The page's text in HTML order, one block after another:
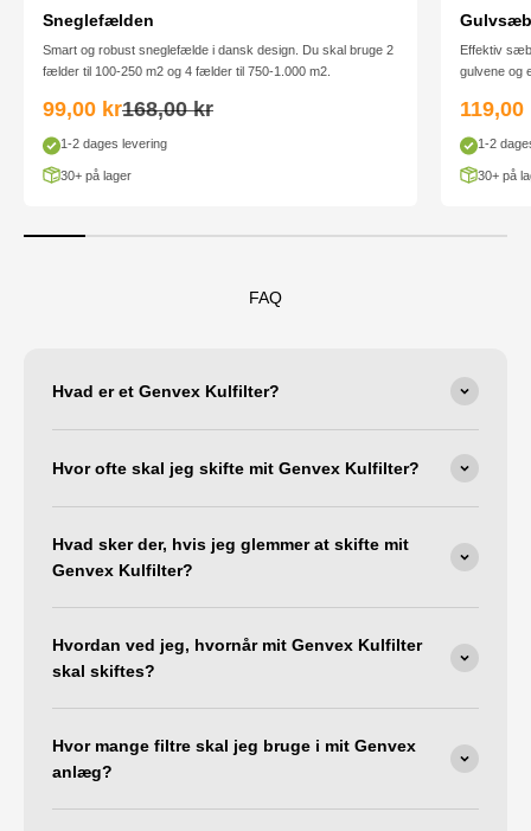
Sneglefælden
Smart og robust sneglefælde i dansk design. Du skal bruge 2
fælder til 100-250 m2 og 4 fælder til 750-1.000 m2.
Salgspris
99,00 krNormalpris
168,00 kr
1-2 dages levering
30+ på lager
Effektiv
gulvene og
119,00
1-2
30+ på
FAQ
Hvad er et Genvex Kulfilter?
Hvor ofte skal jeg skifte mit Genvex Kulfilter?
Hvad sker der, hvis jeg glemmer at skifte mit
Genvex Kulfilter?
Hvordan ved jeg, hvornår mit Genvex Kulfilter
skal skiftes?
Hvor mange filtre skal jeg bruge i mit Genvex
anlæg?